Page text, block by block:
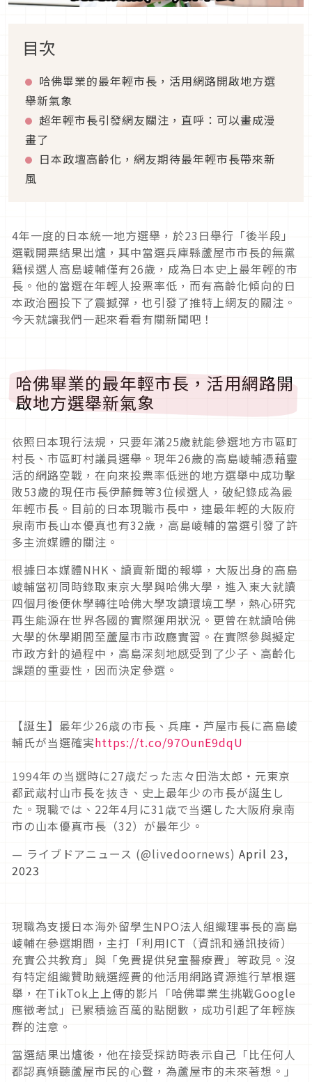
目次
哈佛畢業的最年輕市長，活用網路開啟地方選
舉新氣象
超年輕市長引發網友關注，直呼：可以畫成漫
畫了
日本政壇高齡化，網友期待最年輕市長帶來新
風
4年一度的日本統一地方選舉，於23日舉行「後半段」
選戰開票結果出爐，其中當選兵庫縣蘆屋市市長的無黨
籍候選人高島崚輔僅有26歲，成為日本史上最年輕的市
長。他的當選在年輕人投票率低，而有高齡化傾向的日
本政治圈投下了震撼彈，也引發了推特上網友的關注。
今天就讓我們一起來看看有關新聞吧！
哈佛畢業的最年輕市長，活用網路開
啟地方選舉新氣象
依照日本現行法規，只要年滿25歲就能參選地方市區町
村長、市區町村議員選舉。現年26歲的高島崚輔憑藉靈
活的網路空戰，在向來投票率低迷的地方選舉中成功擊
敗53歲的現任市長伊藤舞等3位候選人，破紀錄成為最
年輕市長。目前的日本現職市長中，連最年輕的大阪府
泉南市長山本優真也有32歲，高島崚輔的當選引發了許
多主流媒體的關注。
根據日本媒體NHK、讀賣新聞的報導，大阪出身的高島
崚輔當初同時錄取東京大學與哈佛大學，進入東大就讀
四個月後便休學轉往哈佛大學攻讀環境工學，熱心研究
再生能源在世界各國的實際運用狀況。更曾在就讀哈佛
大學的休學期間至蘆屋市市政廳實習。在實際參與擬定
市政方針的過程中，高島深刻地感受到了少子、高齡化
課題的重要性，因而決定參選。
【誕生】最年少26歳の市長、兵庫・芦屋市長に高島崚
輔氏が当選確実https://t.co/97OunE9dqU
1994年の当選時に27歳だった志々田浩太郎・元東京
都武蔵村山市長を抜き、史上最年少の市長が誕生し
た。現職では、22年4月に31歳で当選した大阪府泉南
市の山本優真市長（32）が最年少。
— ライブドアニュース (@livedoornews) April 23,
2023
現職為支援日本海外留學生NPO法人組織理事長的高島
崚輔在參選期間，主打「利用ICT（資訊和通訊技術）
充實公共教育」與「免費提供兒童醫療費」等政見。沒
有特定組織贊助競選經費的他活用網路資源進行草根選
舉，在TikTok上上傳的影片「哈佛畢業生挑戰Google
應徵考試」已累積逾百萬的點閱數，成功引起了年輕族
群的注意。
當選結果出爐後，他在接受採訪時表示自己「比任何人
都認真傾聽蘆屋市民的心聲，為蘆屋市的未來著想。」